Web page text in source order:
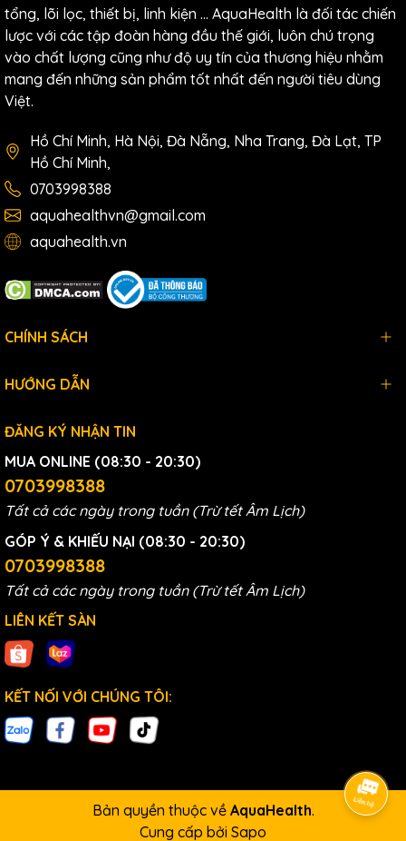
tổng, lõi lọc, thiết bị, linh kiện … AquaHealth là đối tác chiến
lược với các tập đoàn hàng đầu thế giới, luôn chú trọng
vào chất lượng cũng như độ uy tín của thương hiệu nhằm
mang đến những sản phẩm tốt nhất đến người tiêu dùng
Việt.
Hồ Chí Minh, Hà Nội, Đà Nẵng, Nha Trang, Đà Lạt, TP
Hồ Chí Minh,
0703998388
aquahealthvn@gmail.com
aquahealth.vn
CHÍNH SÁCH
HƯỚNG DẪN
ĐĂNG KÝ NHẬN TIN
MUA ONLINE (08:30 - 20:30)
0703998388
Tất cả các ngày trong tuần (Trừ tết Âm Lịch)
GÓP Ý & KHIẾU NẠI (08:30 - 20:30)
0703998388
Tất cả các ngày trong tuần (Trừ tết Âm Lịch)
LIÊN KẾT SÀN
KẾT NỐI VỚI CHÚNG TÔI:
Bản quyền thuộc về AquaHealth.
Cung cấp bởi Sapo